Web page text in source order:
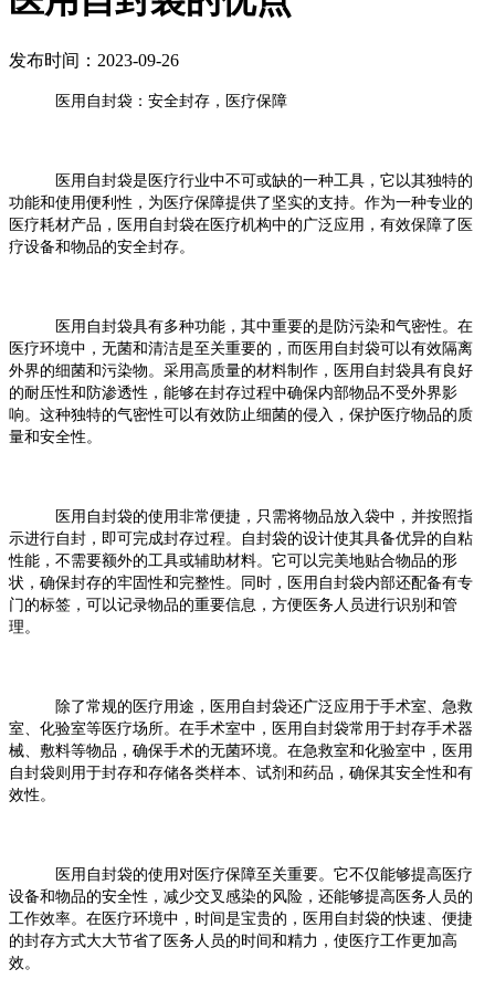
发布时间：2023-09-26
医用自封袋：安全封存，医疗保障
医用自封袋是医疗行业中不可或缺的一种工具，它以其独特的
功能和使用便利性，为医疗保障提供了坚实的支持。作为一种专业的
医疗耗材产品，医用自封袋在医疗机构中的广泛应用，有效保障了医
疗设备和物品的安全封存。
医用自封袋具有多种功能，其中重要的是防污染和气密性。在
医疗环境中，无菌和清洁是至关重要的，而医用自封袋可以有效隔离
外界的细菌和污染物。采用高质量的材料制作，医用自封袋具有良好
的耐压性和防渗透性，能够在封存过程中确保内部物品不受外界影
响。这种独特的气密性可以有效防止细菌的侵入，保护医疗物品的质
量和安全性。
医用自封袋的使用非常便捷，只需将物品放入袋中，并按照指
示进行自封，即可完成封存过程。自封袋的设计使其具备优异的自粘
性能，不需要额外的工具或辅助材料。它可以完美地贴合物品的形
状，确保封存的牢固性和完整性。同时，医用自封袋内部还配备有专
门的标签，可以记录物品的重要信息，方便医务人员进行识别和管
理。
除了常规的医疗用途，医用自封袋还广泛应用于手术室、急救
室、化验室等医疗场所。在手术室中，医用自封袋常用于封存手术器
械、敷料等物品，确保手术的无菌环境。在急救室和化验室中，医用
自封袋则用于封存和存储各类样本、试剂和药品，确保其安全性和有
效性。
医用自封袋的使用对医疗保障至关重要。它不仅能够提高医疗
设备和物品的安全性，减少交叉感染的风险，还能够提高医务人员的
工作效率。在医疗环境中，时间是宝贵的，医用自封袋的快速、便捷
的封存方式大大节省了医务人员的时间和精力，使医疗工作更加高
效。